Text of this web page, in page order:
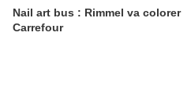
Nail art bus : Rimmel va colorer
Carrefour